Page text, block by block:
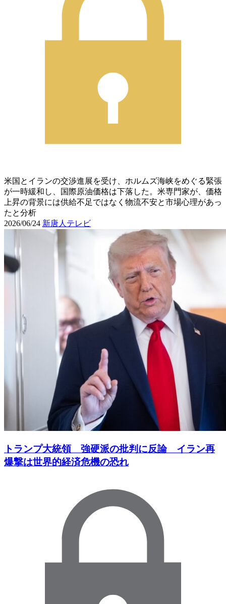
米国とイランの交渉進展を受け、ホルムズ海峡をめぐる緊張
が一時緩和し、国際原油価格は下落した。米専門家が、価格
上昇の背景には供給不足ではなく物流不安と市場心理があっ
たと分析
2026/06/24 新唐人テレビ
トランプ大統領 強硬派の批判に反論 イラン再
爆撃は世界的経済危機の恐れ